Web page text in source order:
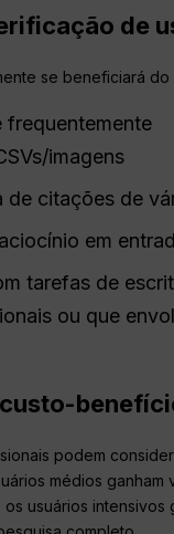
de
se beneficiará do
frequentemente
imagens
de citações de
em
tarefas de
ou que
podem
médios ganham
usuários intensivos